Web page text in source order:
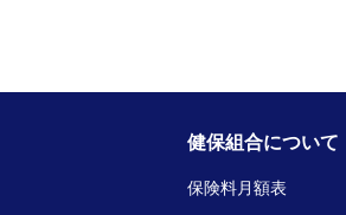
健保組合について
保険料月額表